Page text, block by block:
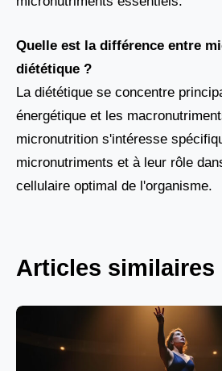
Quelle est la différence entre
diététique ?
La diététique se concentre
énergétique et les
micronutrition s'intéresse
micronutriments et à leur rôle
cellulaire optimal de l'organisme.
Articles similaires